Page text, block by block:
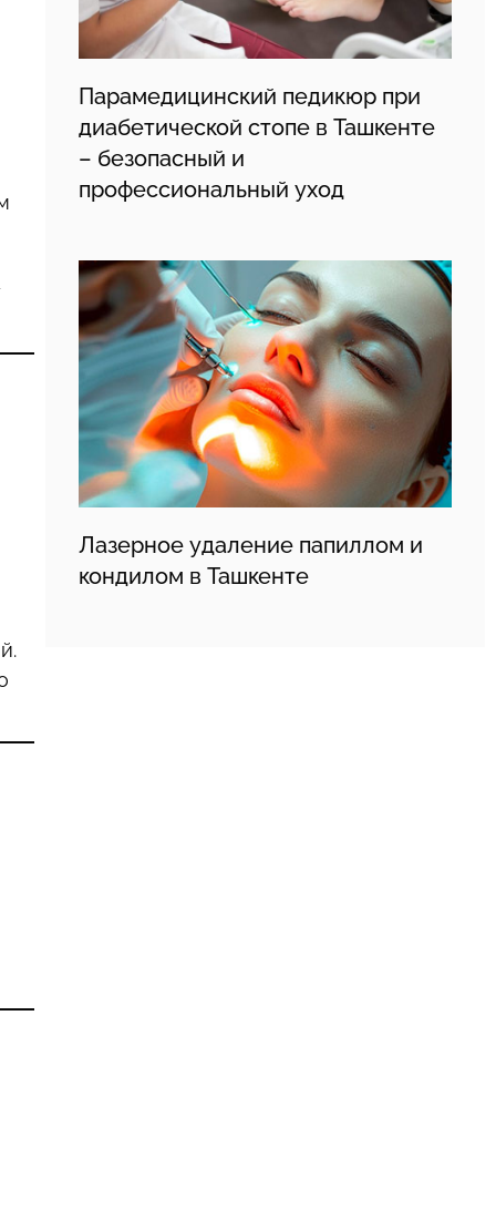
Парамедицинский педикюр при
диабетической стопе в Ташкенте
– безопасный и
профессиональный уход
Лазерное удаление папиллом и
кондилом в Ташкенте